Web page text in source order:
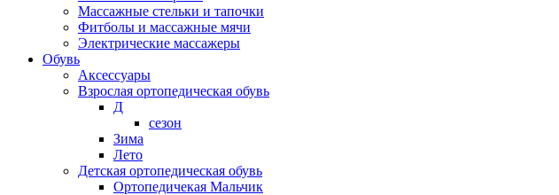
Массажные стельки и тапочки
Фитболы и массажные мячи
Электрические массажеры
Обувь
Аксессуары
Взрослая ортопедическая обувь
Д
сезон
Зима
Лето
Детская ортопедическая обувь
Ортопедичекая Мальчик